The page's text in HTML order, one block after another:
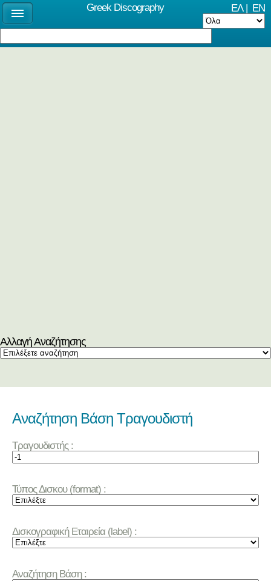
ΕΛ| EN
Αλλαγή Αναζήτησης
Αναζήτηση Βάση Τραγουδιστή
Τραγουδιστής :
Τύπος Δισκου (format) :
Δισκογραφική Εταιρεία (label) :
Αναζήτηση Βάση :
Greek Discography